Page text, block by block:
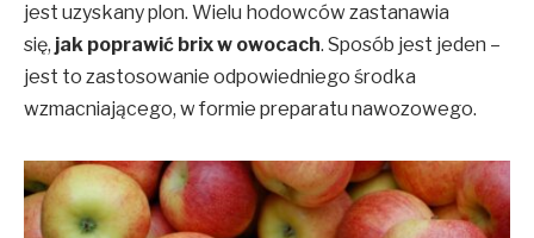
jest uzyskany plon. Wielu hodowców zastanawia
się, jak poprawić brix w owocach. Sposób jest jeden –
jest to zastosowanie odpowiedniego środka
wzmacniającego, w formie preparatu nawozowego.